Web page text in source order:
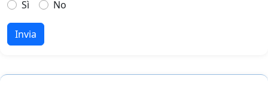
Sì
No
Invia